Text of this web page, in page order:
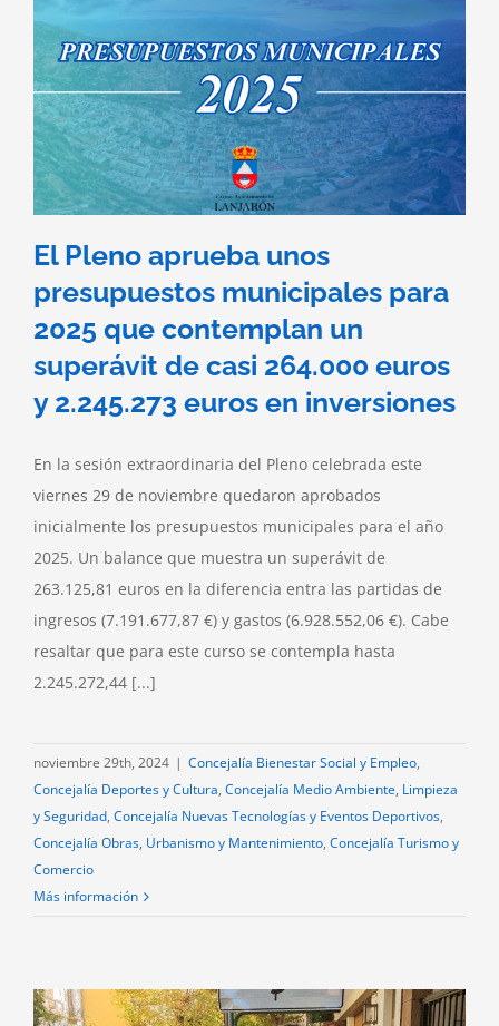
El Pleno aprueba unos
presupuestos municipales para
2025 que contemplan un
superávit de casi 264.000 euros
y 2.245.273 euros en inversiones
En la sesión extraordinaria del Pleno celebrada este
viernes 29 de noviembre quedaron aprobados
inicialmente los presupuestos municipales para el año
2025. Un balance que muestra un superávit de
263.125,81 euros en la diferencia entra las partidas de
ingresos (7.191.677,87 €) y gastos (6.928.552,06 €). Cabe
resaltar que para este curso se contempla hasta
2.245.272,44 [...]
noviembre 29th, 2024 | Concejalía Bienestar Social y Empleo,
Concejalía Deportes y Cultura, Concejalía Medio Ambiente, Limpieza
y Seguridad, Concejalía Nuevas Tecnologías y Eventos Deportivos,
Concejalía Obras, Urbanismo y Mantenimiento, Concejalía Turismo y
Comercio
Más información